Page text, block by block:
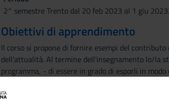
2° semestre Trento dal 20 feb 2023 al 1 giu 2023.
Obiettivi di apprendimento
Il corso si propone di fornire esempi del
dell'attualità. Al termine dell’insegnamento lo/la
programma, - di essere in grado di esporli in
Prerequisiti e nozioni di base